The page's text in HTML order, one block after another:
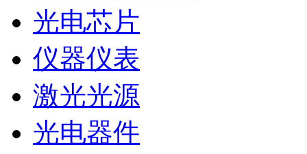
光电芯片
仪器仪表
激光光源
光电器件